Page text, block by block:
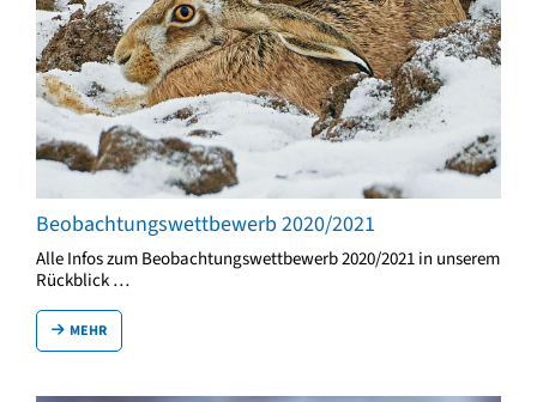
Beobachtungswettbewerb 2020/2021
Alle Infos zum Beobachtungswettbewerb 2020/2021 in unserem
Rückblick …
MEHR